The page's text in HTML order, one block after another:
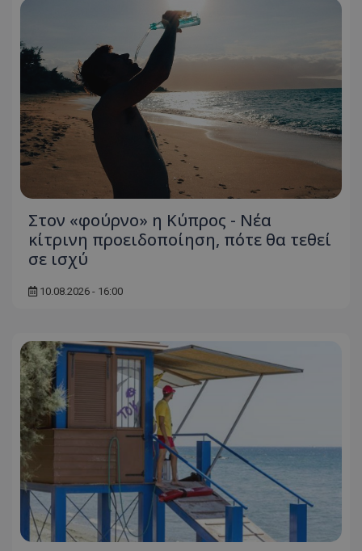
Στον «φούρνο» η Κύπρος - Νέα
κίτρινη προειδοποίηση, πότε θα τεθεί
σε ισχύ
10.08.2026 - 16:00